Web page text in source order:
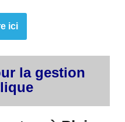
ici
la gestion